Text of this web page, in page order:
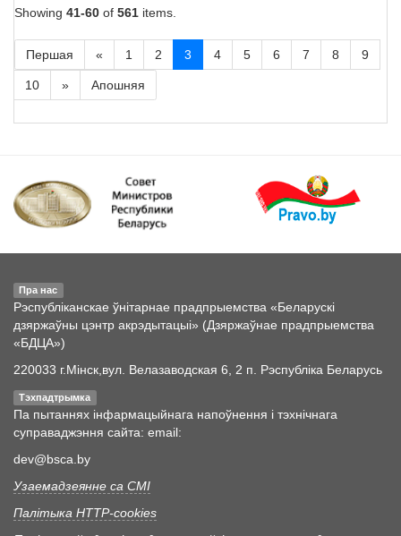
Showing 41-60 of 561 items.
Першая « 1 2 3 4 5 6 7 8 9
10 » Апошняя
Пра нас
Рэспубліканскае ўнітарнае прадпрыемства «Беларускі
дзяржаўны цэнтр акрэдытацыі» (Дзяржаўнае прадпрыемства
«БДЦА»)
220033 г.Мінск,вул. Велазаводская 6, 2 п. Рэспубліка Беларусь
Тэхпадтрымка
Па пытаннях інфармацыйнага напоўнення і тэхнічнага
суправаджэння сайта: email:
dev@bsca.by
Узаемадзеянне са СМІ
Палітыка HTTP-cookies